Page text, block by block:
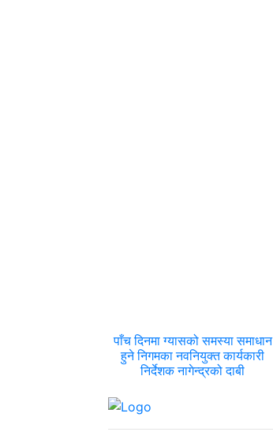
पाँच दिनमा ग्यासको समस्या समाधान
हुने निगमका नवनियुक्त कार्यकारी
निर्देशक नागेन्द्रको दाबी